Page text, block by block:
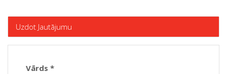
Uzdot Jautājumu
Vārds *